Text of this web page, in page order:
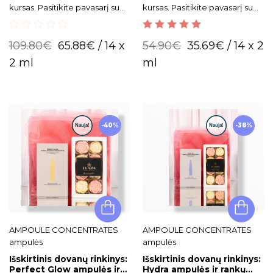
kursas. Pasitikite pavasarį su
out
of
5
109.80€ 65.88€ / 14 x
2 ml
kursas. Pasitikite pavasarį su
skaisčia bei gaivia veido oda!
54.90€ 35.69€ / 14 x 2
ml
-40%
AMPOULE CONCENTRATES
ampulės
Išskirtinis dovanų rinkinys:
Perfect Glow ampulės ir
-38%
AMPOULE CONCENTRATES
ampulės
Išskirtinis dovanų rinkinys:
Hydra ampulės ir rankų